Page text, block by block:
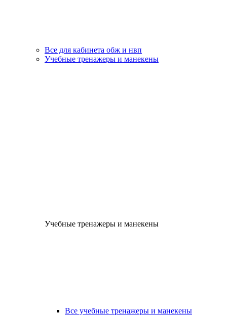
Все для кабинета обж и нвп
Учебные тренажеры и манекены
Учебные тренажеры и манекены
Все учебные тренажеры и манекены